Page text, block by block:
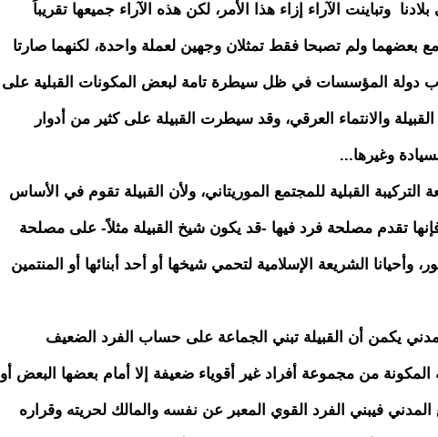
وتباينت الآراء إزاء هذا الأمر، لكن هذه الآراء جميعها تقريباً
بعضهما ولم تصبحا فقط تمثلان وجهين لعملة واحدة، لكنهما صارتا
دولة المؤسسات في ظل سيطرة تامة لبعض المكونات القبلية على
والانتماء العرقي، وقد سيطرت القبيلة على كثير من أدوار
وغيرها...
التركيبة القبلية للمجتمع الموريتاني، ولأن القبيلة تقوم في الأساس
تقدم مصلحة فرد فيها -قد يكون شيخ القبيلة مثلاً- على مصلحة
وأحيانا الشريعة الإسلامية لتحمي شيخها أو أحد أبنائها أو المنتمين
يكمن أن القبيلة تبني الجماعة على حساب الفرد الضعيف
من مجموعة أفراد غير أقوياء ضعيفة إلا أمام بعضها البعض أو
فيبني الفرد القوي المعبر عن نفسه والمالك لحريته وقراره